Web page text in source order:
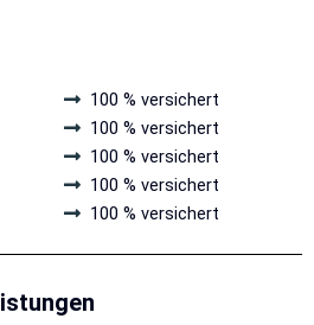
100 % versichert
100 % versichert
100 % versichert
100 % versichert
100 % versichert